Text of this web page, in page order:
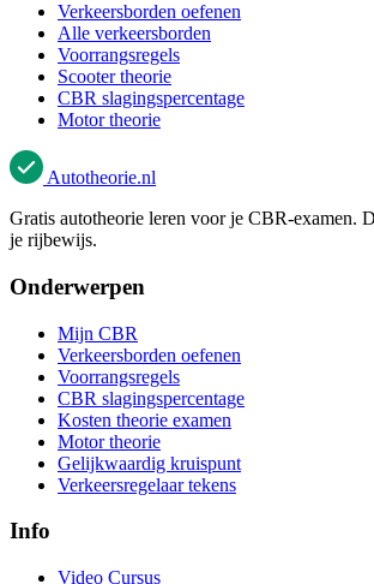
Verkeersborden oefenen
Alle verkeersborden
Voorrangsregels
Scooter theorie
CBR slagingspercentage
Motor theorie
Autotheorie.nl
Gratis autotheorie leren voor je CBR-examen.
je rijbewijs.
Onderwerpen
Mijn CBR
Verkeersborden oefenen
Voorrangsregels
CBR slagingspercentage
Kosten theorie examen
Motor theorie
Gelijkwaardig kruispunt
Verkeersregelaar tekens
Info
Video Cursus